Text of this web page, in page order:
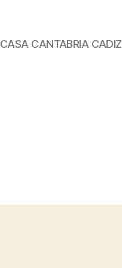
CASA CANTABRIA CADIZ